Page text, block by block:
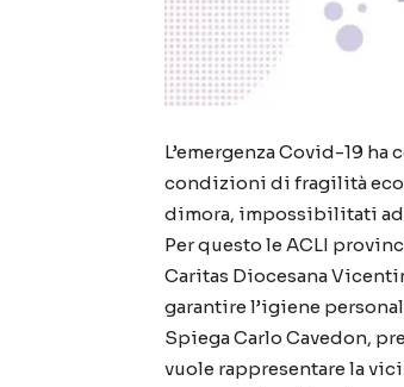
L’emergenza Covid-19
condizioni di fragilità
dimora, impossibilitati ad
Per questo le ACLI
Caritas Diocesana
garantire l’igiene
Spiega Carlo Cavedon,
vuole rappresentare la